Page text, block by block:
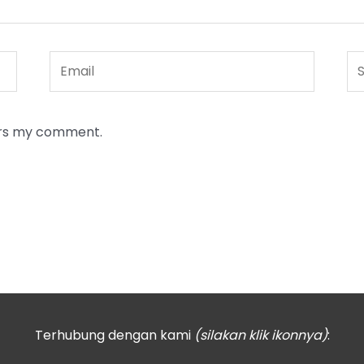
my comment.
Terhubung dengan kami (silakan klik ikonnya):